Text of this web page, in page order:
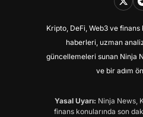
Kripto, DeFi, Web3 ve finans
haberleri, uzman
güncellemeleri sunan Ninja
ve bir adım
Yasal Uyarı: Ninja News,
finans konularında son